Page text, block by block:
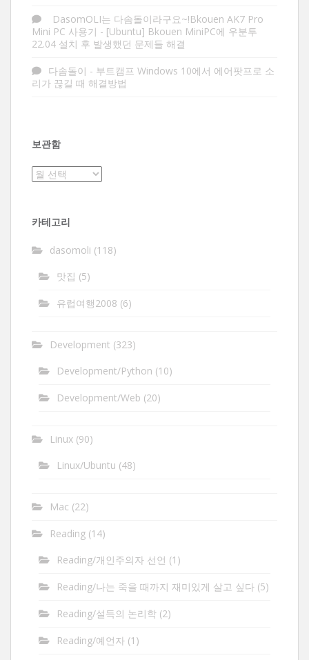
DasomOLI는 다솜돌이라구요~!Bkouen AK7 Pro
Mini PC 사용기 - [Ubuntu] Bkouen MiniPC에 우분투
22.04 설치 후 발생했던 문제들 해결
다솜돌이 - 부트캠프 Windows 10에서 에어팟프로 소
리가 끊길 때 해결방법
보관함
보
카테고리
dasomoli (118)
맛집 (5)
유럽여행2008 (6)
Development (323)
Development/Python (10)
Development/Web (20)
Linux (90)
Linux/Ubuntu (48)
Mac (22)
Reading (14)
Reading/개인주의자 선언 (1)
Reading/나는 죽을 때까지 재미있게 살고 싶다 (5)
Reading/설득의 논리학 (2)
Reading/예언자 (1)